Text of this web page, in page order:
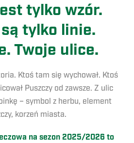
tylko wzór.
tylko linie.
Twoje ulice.
Ktoś tam się wychował. Ktoś
Puszczy od zawsze. Z ulic
– symbol z herbu, element
korzeń miasta.
na sezon 2025/2026 to